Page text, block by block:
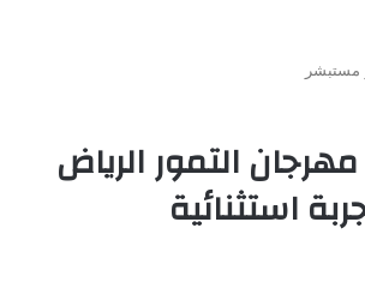
مستبشر
التمور الرياض
تجربة استثنائية